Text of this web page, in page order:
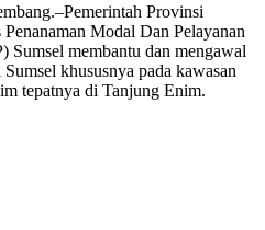
Provinsi
Modal Dan Pelayanan
Sumsel membantu dan mengawal
khususnya pada kawasan
tepatnya di Tanjung Enim.